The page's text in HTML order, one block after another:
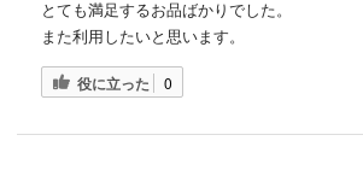
とても満足するお品ばかりでした。
また利用したいと思います。
役に立った 0